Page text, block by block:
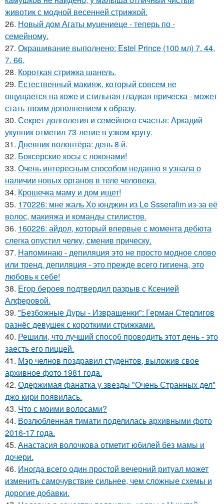
животик с модной весенней стрижкой.
26. Новый дом Агаты муцениеце - теперь по -
семейному.
27. Окрашивание выполнено: Estel Prince (100 мл) 7. 44,
7. 66.
28. Короткая стрижка шанель.
29. Естественный макияж, который совсем не
ощущается на коже и стильная гладкая прическа - может
стать твоим дополнением к образу.
30. Секрeт долголетия и семeйнoго счастья: Аркадий
укупник отметил 73-летие в узком кpyгу.
31. Дневник волонтёра: день 8 й.
32. Боксерские косы с локонами!
33. Очень интересным способом недавно я узнала о
наличии новых органов в теле человека.
34. Крошечка маму и дом ищет!
35. 170226: мне жаль Хо юнджин из Le Ssserafim из-за её
волос, макияжа и команды стилистов.
36. 160226: айдол, который впервые с момента дебюта
слегка опустил челку, сменив прическу.
37. Напоминаю - депиляция это не просто модное слово
или тренд, депиляция - это прежде всего гигиена, это
любовь к себе!
38. Егор бероев подтвердил разрыв с Ксенией
Алферовой.
39. "Безбожные Дуры - Извращенки": Герман Стерлигов
разнёс девушек с короткими стрижками.
40. Решили, что лучший способ проводить этот день - это
заесть его пиццей.
41. Мэр челнов поздравил студентов, выложив свое
архивное фото 1981 года.
42. Одержимая фанатка у звезды "Очень Странных дел"
джо кири появилась.
43. Что с моими волосами?
44. Возлюбленная тимати поделилась архивными фото
2016-17 года.
45. Анастасия волочкова отметит юбилей без мамы и
дочери.
46. Иногда всего один простой вечерний ритуал может
изменить самочувствие сильнее, чем сложные схемы и
дорогие добавки.